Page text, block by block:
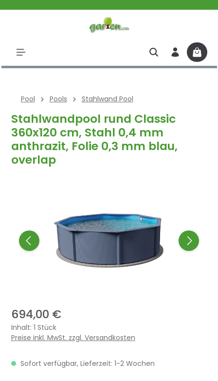
Pool Pools Stahlwand Pool
Stahlwandpool rund Classic
360x120 cm, Stahl 0,4 mm
anthrazit, Folie 0,3 mm blau,
overlap
694,00 €
Inhalt: 1 Stück
Preise inkl. MwSt. zzgl. Versandkosten
Sofort verfügbar, Lieferzeit: 1-2 Wochen